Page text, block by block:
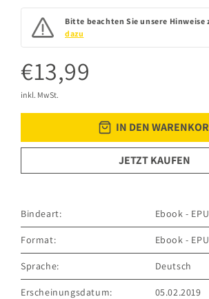
Bitte beachten Sie unsere Hinweise
dazu
€13,99
inkl. MwSt.
IN DEN
JETZT KAUFEN
Bindeart: Ebook -
Format: Ebook -
Sprache: Deutsch
Erscheinungsdatum: 05.02.2019